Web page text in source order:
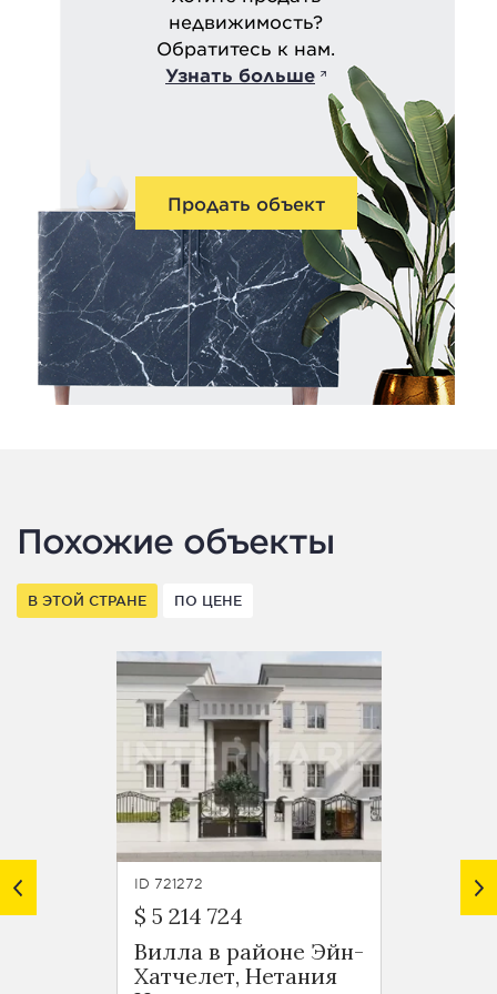
недвижимость?
Обратитесь к нам.
Узнать больше
Продать объект
Похожие объекты
В ЭТОЙ СТРАНЕ ПО ЦЕНЕ
ID 721272
$ 5 214 724
Вилла в районе Эйн-
Хатчелет, Нетания
ID 721271
$ 5